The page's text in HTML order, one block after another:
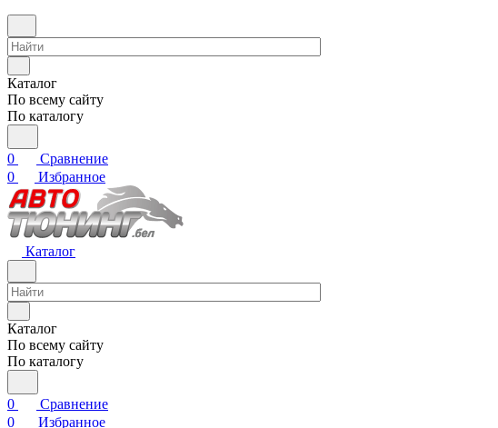
Каталог
По всему сайту
По каталогу
0
Сравнение
0
Избранное
Каталог
Каталог
По всему сайту
По каталогу
0
Сравнение
0
Избранное